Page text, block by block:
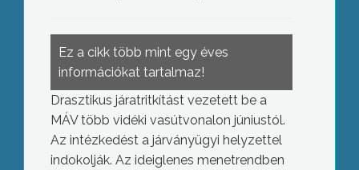
Ez a cikk több mint egy éves
információkat tartalmaz!
Drasztikus járatritkítást vezetett be a
MÁV több vidéki vasútvonalon júniustól.
Az intézkedést a járványügyi helyzettel
indokolják. Az ideiglenes menetrendben